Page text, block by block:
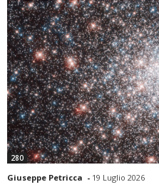
280
Giuseppe Petricca - 19 Luglio 2026